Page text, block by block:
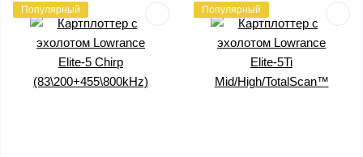
Популярный Популярный